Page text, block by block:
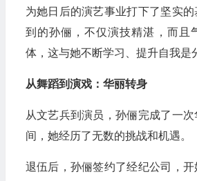
为她日后的演艺事业打下了坚实
到的孙俪，不仅演技精湛，而且
体，这与她不断学习、提升自我是
从舞蹈到演戏：华丽转身
从文艺兵到演员，孙俪完成了一
间，她经历了无数的挑战和机遇。
退伍后，孙俪签约了经纪公司，